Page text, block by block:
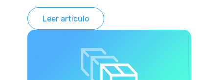
Leer articulo